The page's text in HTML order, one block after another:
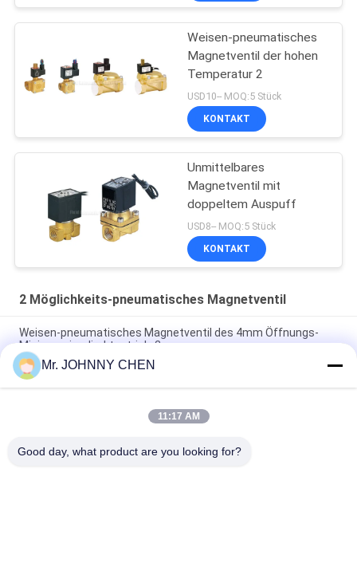
Weisen-pneumatisches
Magnetventil der hohen
Temperatur 2
USD10-- MOQ:5 Stück
KONTAKT
Unmittelbares
Magnetventil mit
doppeltem Auspuff
USD8-- MOQ:5 Stück
KONTAKT
2 Möglichkeits-pneumatisches Magnetventil
Weisen-pneumatisches Magnetventil des 4mm Öffnungs-
Minimessingdirektantrieb-2
pneumatisches Messingmagnetventil G1/2 " ~G2“ 16~50mm
Öffnungs-2/2 mit Viton-Dichtung
Weisen-pneumatisches Magnetventil der hohen Temperatur
Mr. JOHNNY CHEN
11:17 AM
Good day, what product are you looking for?